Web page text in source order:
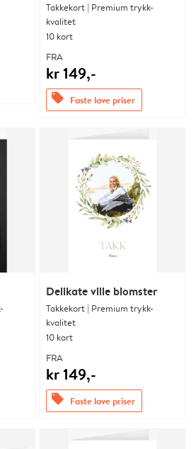
Takkekort | Premium trykk-
kvalitet
10 kort
FRA
kr 149,-
offers Faste lave priser
Delikate ville blomster
Takkekort | Premium trykk-
kvalitet
10 kort
FRA
kr 149,-
offers Faste lave priser